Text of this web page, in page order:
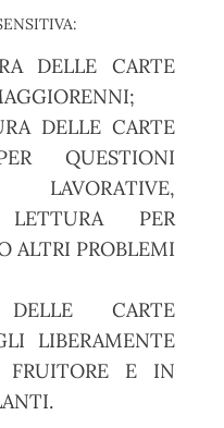
DELLE CARTE
DELLE CARTE
QUESTIONI
PER
ALTRI PROBLEMI
CARTE
LIBERAMENTE
FRUITORE E IN